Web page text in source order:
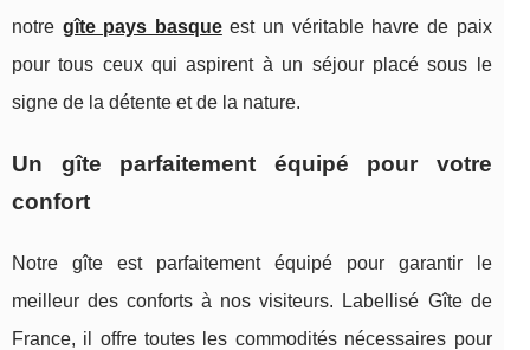
notre gîte pays basqueest un véritable havre de paix
pour tous ceux qui aspirent à un séjour placé sous le
signe de la détente et de la nature.
Un gîte parfaitement équipé pour votre
confort
Notre gîte est parfaitement équipé pour garantir le
meilleur des conforts à nos visiteurs. Labellisé Gîte de
France, il offre toutes les commodités nécessaires pour